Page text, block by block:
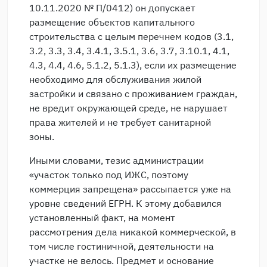
10.11.2020 № П/0412) он допускает
размещение объектов капитального
строительства с целым перечнем кодов (3.1,
3.2, 3.3, 3.4, 3.4.1, 3.5.1, 3.6, 3.7, 3.10.1, 4.1,
4.3, 4.4, 4.6, 5.1.2, 5.1.3), если их размещение
необходимо для обслуживания жилой
застройки и связано с проживанием граждан,
не вредит окружающей среде, не нарушает
права жителей и не требует санитарной
зоны.
Иными словами, тезис администрации
«участок только под ИЖС, поэтому
коммерция запрещена» рассыпается уже на
уровне сведений ЕГРН. К этому добавился
установленный факт, на момент
рассмотрения дела никакой коммерческой, в
том числе гостиничной, деятельности на
участке не велось. Предмет и основание